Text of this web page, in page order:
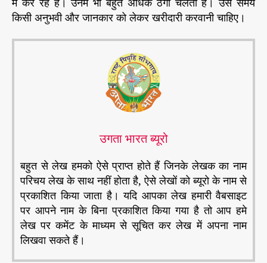
किसी अनुभवी और जानकार को लेकर खरीदारी करवानी चाहिए।
उगता भारत ब्यूरो
बहुत से लेख हमको ऐसे प्राप्त होते हैं जिनके लेखक का नाम
परिचय लेख के साथ नहीं होता है, ऐसे लेखों को ब्यूरो के नाम से
प्रकाशित किया जाता है। यदि आपका लेख हमारी वैबसाइट
पर आपने नाम के बिना प्रकाशित किया गया है तो आप हमे
लेख पर कमेंट के माध्यम से सूचित कर लेख में अपना नाम
लिखवा सकते हैं।